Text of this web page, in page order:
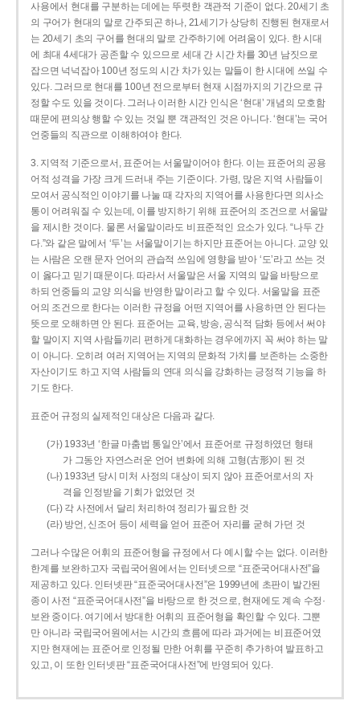
사용에서 현대를 구분하는 데에는 뚜렷한 객관적 기준이 없다. 20세기 초
의 구어가 현대의 말로 간주되곤 하나, 21세기가 상당히 진행된 현재로서
는 20세기 초의 구어를 현대의 말로 간주하기에 어려움이 있다. 한 시대
에 최대 4세대가 공존할 수 있으므로 세대 간 시간 차를 30년 남짓으로
잡으면 넉넉잡아 100년 정도의 시간 차가 있는 말들이 한 시대에 쓰일 수
있다. 그러므로 현대를 100년 전으로부터 현재 시점까지의 기간으로 규
정할 수도 있을 것이다. 그러나 이러한 시간 인식은 ‘현대’ 개념의 모호함
때문에 편의상 행할 수 있는 것일 뿐 객관적인 것은 아니다. ‘현대’는 국어
언중들의 직관으로 이해하여야 한다.
3. 지역적 기준으로서, 표준어는 서울말이어야 한다. 이는 표준어의 공용
어적 성격을 가장 크게 드러내 주는 기준이다. 가령, 많은 지역 사람들이
모여서 공식적인 이야기를 나눌 때 각자의 지역어를 사용한다면 의사소
통이 어려워질 수 있는데, 이를 방지하기 위해 표준어의 조건으로 서울말
을 제시한 것이다. 물론 서울말이라도 비표준적인 요소가 있다. “나두 간
다.”와 같은 말에서 ‘두’는 서울말이기는 하지만 표준어는 아니다. 교양 있
는 사람은 오랜 문자 언어의 관습적 쓰임에 영향을 받아 ‘도’라고 쓰는 것
이 옳다고 믿기 때문이다. 따라서 서울말은 서울 지역의 말을 바탕으로
하되 언중들의 교양 의식을 반영한 말이라고 할 수 있다. 서울말을 표준
어의 조건으로 한다는 이러한 규정을 어떤 지역어를 사용하면 안 된다는
뜻으로 오해하면 안 된다. 표준어는 교육, 방송, 공식적 담화 등에서 써야
할 말이지 지역 사람들끼리 편하게 대화하는 경우에까지 꼭 써야 하는 말
이 아니다. 오히려 여러 지역어는 지역의 문화적 가치를 보존하는 소중한
자산이기도 하고 지역 사람들의 연대 의식을 강화하는 긍정적 기능을 하
기도 한다.
표준어 규정의 실제적인 대상은 다음과 같다.
(가) 1933년 ‘한글 마춤법 통일안’에서 표준어로 규정하였던 형태
가 그동안 자연스러운 언어 변화에 의해 고형(古形)이 된 것
(나) 1933년 당시 미처 사정의 대상이 되지 않아 표준어로서의 자
격을 인정받을 기회가 없었던 것
(다) 각 사전에서 달리 처리하여 정리가 필요한 것
(라) 방언, 신조어 등이 세력을 얻어 표준어 자리를 굳혀 가던 것
그러나 수많은 어휘의 표준어형을 규정에서 다 예시할 수는 없다. 이러한
한계를 보완하고자 국립국어원에서는 인터넷으로 “표준국어대사전”을
제공하고 있다. 인터넷판 “표준국어대사전”은 1999년에 초판이 발간된
종이 사전 “표준국어대사전”을 바탕으로 한 것으로, 현재에도 계속 수정·
보완 중이다. 여기에서 방대한 어휘의 표준어형을 확인할 수 있다. 그뿐
만 아니라 국립국어원에서는 시간의 흐름에 따라 과거에는 비표준어였
지만 현재에는 표준어로 인정될 만한 어휘를 꾸준히 추가하여 발표하고
있고, 이 또한 인터넷판 “표준국어대사전”에 반영되어 있다.